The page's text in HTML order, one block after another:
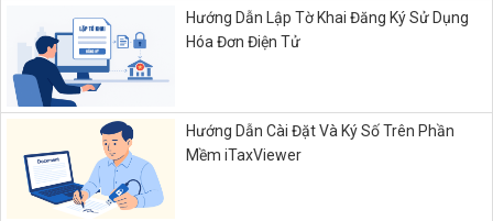
Hướng Dẫn Lập Tờ Khai Đăng Ký Sử Dụng
Hóa Đơn Điện Tử
Hướng Dẫn Cài Đặt Và Ký Số Trên Phần
Mềm iTaxViewer